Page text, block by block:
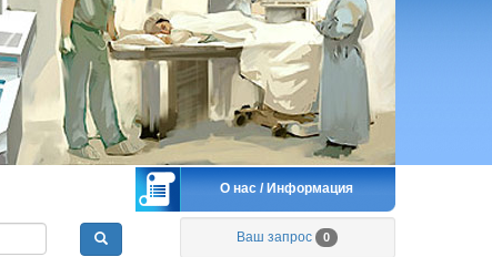
О нас / Информация
Ваш запрос 0